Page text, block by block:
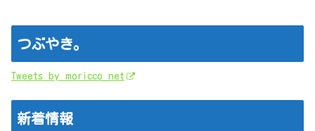
つぶやき。
Tweets by moricco_net
新着情報